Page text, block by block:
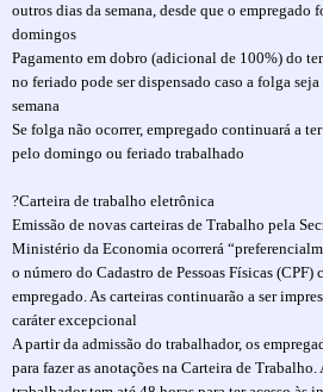
outros dias da semana, desde que o empregado
domingos
Pagamento em dobro (adicional de 100%) do
no feriado pode ser dispensado caso a folga
semana
Se folga não ocorrer, empregado continuará a
pelo domingo ou feriado trabalhado
?Carteira de trabalho eletrônica
Emissão de novas carteiras de Trabalho pela
Ministério da Economia ocorrerá
o número do Cadastro de Pessoas Físicas
empregado. As carteiras continuarão a ser
caráter excepcional
A partir da admissão do trabalhador, os
para fazer as anotações na Carteira de